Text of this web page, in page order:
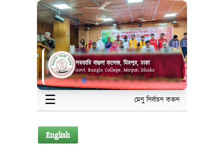
সরকারি বাঙলা কলেজ, মিরপুর, ঢাকা
Govt. Bangla College, Mirpur, Dhaka
☰ মেনু নির্বাচন করুন
English